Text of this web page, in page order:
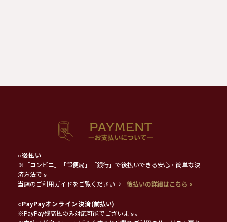
○後払い
※「コンビニ」「郵便局」「銀行」で後払いできる安心・簡単な決
済方法です
当店のご利用ガイドをご覧ください→
後払いの詳細はこちら >
○PayPayオンライン決済(前払い)
※PayPay残高払のみ対応可能でございます。